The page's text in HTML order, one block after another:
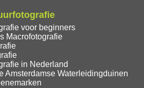
voor beginners
Macrofotografie
in Nederland
Amsterdamse Waterleidingduinen